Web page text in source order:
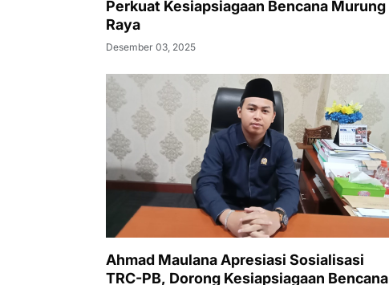
Perkuat Kesiapsiagaan Bencana Murung
Raya
Desember 03, 2025
Ahmad Maulana Apresiasi Sosialisasi
TRC-PB, Dorong Kesiapsiagaan Bencana